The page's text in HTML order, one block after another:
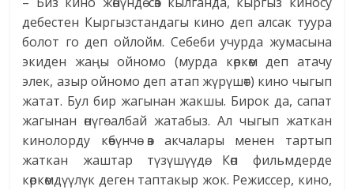
дебестен Кыргызстандагы кино деп алсак туура
болот го деп ойлойм. Себеби учурда жумасына
экиден жаңы ойномо (мурда көркөм деп атачу
элек, азыр ойномо деп атап жүрүшөт) кино чыгып
жатат. Бул бир жагынан жакшы. Бирок да, сапат
жагынан өнүгө албай жатабыз. Ал чыгып жаткан
кинолорду көбүнчө өз акчалары менен тартып
жаткан жаштар түзүшүүдө. Көп фильмдерде
көркөмдүүлүк деген таптакыр жок. Режиссер, кино,